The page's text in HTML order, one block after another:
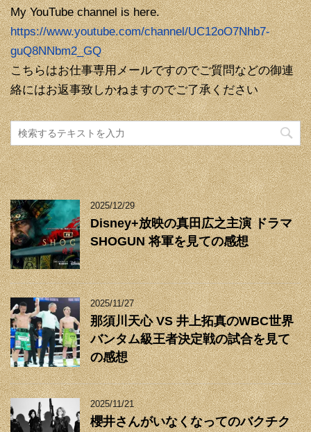
My YouTube channel is here.
https://www.youtube.com/channel/UC12oO7Nhb7-
guQ8NNbm2_GQ
こちらはお仕事専用メールですのでご質問などの御連
絡にはお返事致しかねますのでご了承ください
2025/12/29
Disney+放映の真田広之主演 ドラマ
SHOGUN 将軍を見ての感想
2025/11/27
那須川天心 VS 井上拓真のWBC世界
バンタム級王者決定戦の試合を見て
の感想
2025/11/21
櫻井さんがいなくなってのバクチク